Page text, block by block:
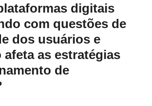
digitais
com questões de
dos usuários e
as estratégias
de